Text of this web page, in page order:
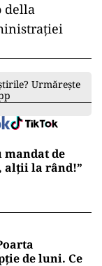
della
Urmărește
mandat de
alții la rând!”
de luni. Ce